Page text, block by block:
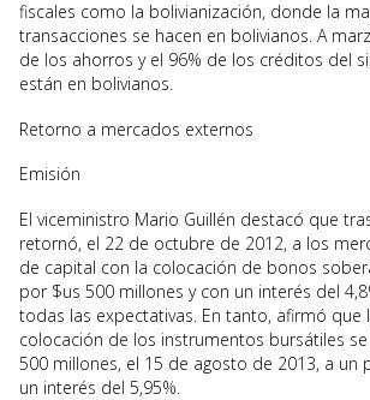
fiscales como la bolivianización, donde la
transacciones se hacen en bolivianos. A
de los ahorros y el 96% de los créditos del
están en bolivianos.
Retorno a mercados externos
Emisión
El viceministro Mario Guillén destacó que
retornó, el 22 de octubre de 2012, a los
de capital con la colocación de bonos
por $us 500 millones y con un interés del
todas las expectativas. En tanto, afirmó que
colocación de los instrumentos bursátiles
500 millones, el 15 de agosto de 2013, a un
un interés del 5,95%.